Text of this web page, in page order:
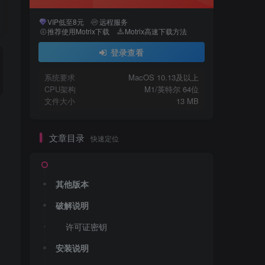
VIP低至8元
远程服务
推荐使用Motrix下载
Motrix高速下载方法
登录查看
系统要求
MacOS 10.13及以上
CPU架构
M1/英特尔 64位
文件大小
13 MB
文章目录 快速定位
其他版本
破解说明
许可证密钥
安装说明